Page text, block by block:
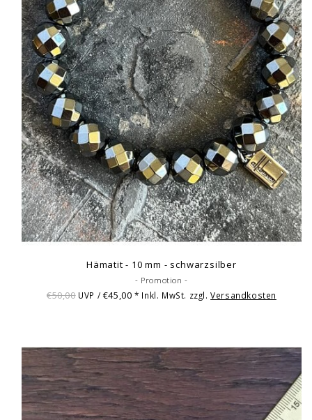
Hämatit - 10 mm - schwarzsilber
- Promotion -
€50,00 UVP / €45,00* Inkl. MwSt. zzgl.Versandkosten